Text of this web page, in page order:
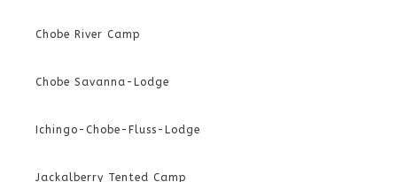
Chobe River Camp
Chobe Savanna-Lodge
Ichingo-Chobe-Fluss-Lodge
Jackalberry Tented Camp